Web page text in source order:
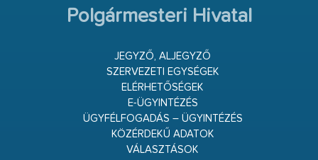
Polgármesteri Hivatal
JEGYZŐ, ALJEGYZŐ
SZERVEZETI EGYSÉGEK
ELÉRHETŐSÉGEK
E-ÜGYINTÉZÉS
ÜGYFÉLFOGADÁS – ÜGYINTÉZÉS
KÖZÉRDEKŰ ADATOK
VÁLASZTÁSOK